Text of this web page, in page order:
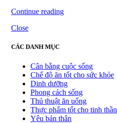
Continue reading
Close
CÁC DANH MỤC
Cân bằng cuộc sống
Chế độ ăn tốt cho sức khỏe
Dinh dưỡng
Phong cách sống
Thủ thuật ăn uống
Thực phẩm tốt cho tinh thần
Yêu bản thân